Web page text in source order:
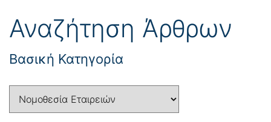
Αναζήτηση Άρθρων
Βασική Κατηγορία